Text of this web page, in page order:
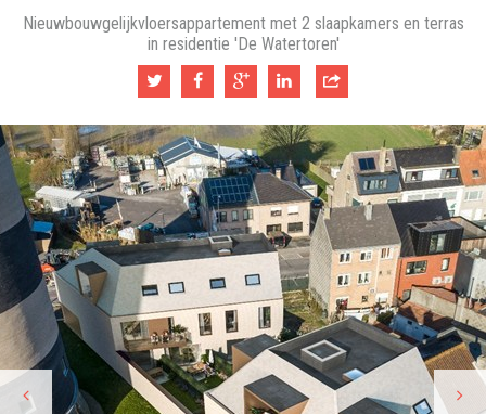
Nieuwbouwgelijkvloersappartement met 2 slaapkamers en terras
in residentie 'De Watertoren'